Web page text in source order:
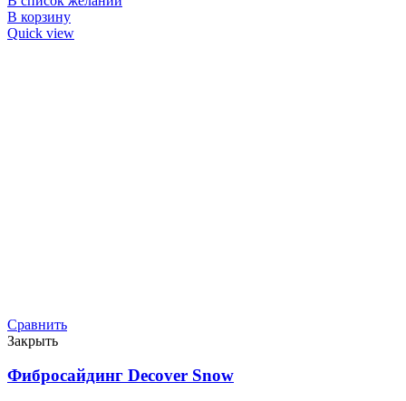
В корзину
Quick view
Сравнить
Закрыть
Фибросайдинг Decover Snow